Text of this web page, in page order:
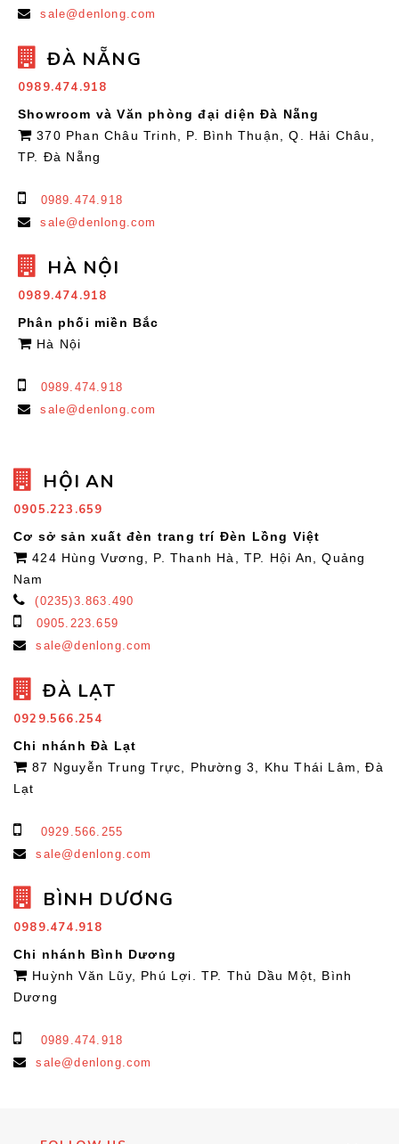
sale@denlong.com
ĐÀ NẴNG
0989.474.918
Showroom và Văn phòng đại diện Đà Nẵng
370 Phan Châu Trinh, P. Bình Thuận, Q. Hải Châu,
TP. Đà Nẵng
0989.474.918
sale@denlong.com
HÀ NỘI
0989.474.918
Phân phối miền Bắc
Hà Nội
0989.474.918
sale@denlong.com
HỘI AN
0905.223.659
Cơ sở sản xuất đèn trang trí Đèn Lồng Việt
424 Hùng Vương, P. Thanh Hà, TP. Hội An, Quảng
Nam
(0235)3.863.490
0905.223.659
sale@denlong.com
ĐÀ LẠT
0929.566.254
Chi nhánh Đà Lạt
87 Nguyễn Trung Trực, Phường 3, Khu Thái Lâm, Đà
Lạt
0929.566.255
sale@denlong.com
BÌNH DƯƠNG
0989.474.918
Chi nhánh Bình Dương
Huỳnh Văn Lũy, Phú Lợi. TP. Thủ Dầu Một, Bình
Dương
0989.474.918
sale@denlong.com